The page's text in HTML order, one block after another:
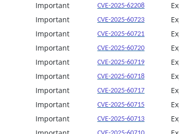
Important CVE-2025-62208
Important CVE-2025-60723
Important CVE-2025-60721
Important CVE-2025-60720
Important CVE-2025-60719
Important CVE-2025-60718
Important CVE-2025-60717
Important CVE-2025-60715
Important CVE-2025-60713